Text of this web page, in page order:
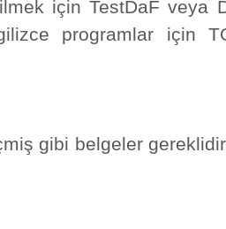
için TestDaF veya
programlar için
gibi belgeler